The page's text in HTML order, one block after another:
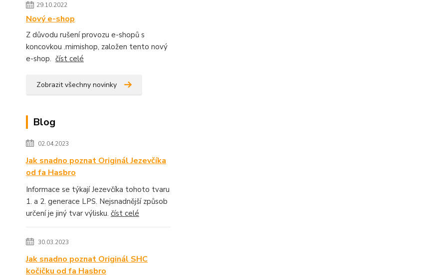
29.10.2022
Nový e-shop
Z důvodu rušení provozu e-shopů s
koncovkou .mimishop, založen tento nový
e-shop. číst celé
Zobrazit všechny novinky
Blog
02.04.2023
Jak snadno poznat Originál Jezevčíka
od fa Hasbro
Informace se týkají Jezevčíka tohoto tvaru
1. a 2. generace LPS. Nejsnadnější způsob
určení je jiný tvar výlisku. číst celé
30.03.2023
Jak snadno poznat Originál SHC
kočičku od fa Hasbro